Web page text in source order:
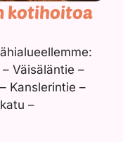
kotihoitoa
Väisäläntie –
Kanslerintie –
–